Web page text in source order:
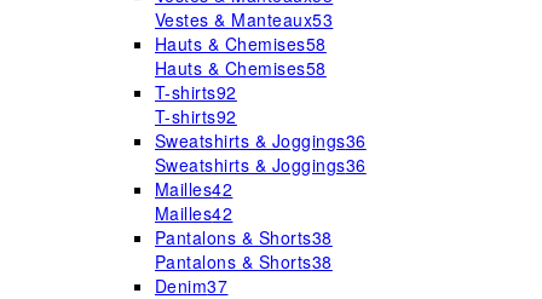
Vestes & Manteaux53
Hauts & Chemises58
Hauts & Chemises58
T-shirts92
T-shirts92
Sweatshirts & Joggings36
Sweatshirts & Joggings36
Mailles42
Mailles42
Pantalons & Shorts38
Pantalons & Shorts38
Denim37